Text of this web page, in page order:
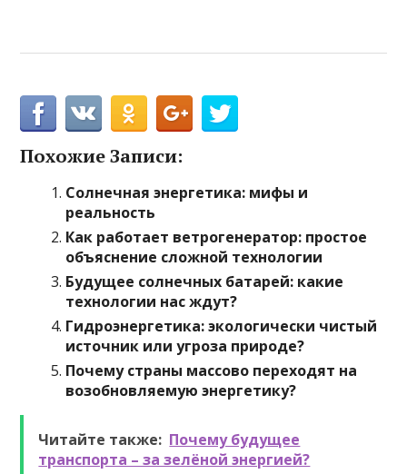
Похожие Записи:
Солнечная энергетика: мифы и
реальность
Как работает ветрогенератор: простое
объяснение сложной технологии
Будущее солнечных батарей: какие
технологии нас ждут?
Гидроэнергетика: экологически чистый
источник или угроза природе?
Почему страны массово переходят на
возобновляемую энергетику?
Читайте также: Почему будущее
транспорта – за зелёной энергией?